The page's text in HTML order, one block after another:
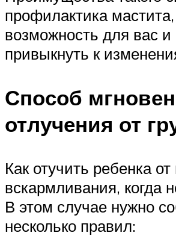
профилактика мастита,
возможность для вас и
привыкнуть к
Способ
отлучения от
Как отучить ребенка от
вскармливания, когда
В этом случае нужно
несколько правил: